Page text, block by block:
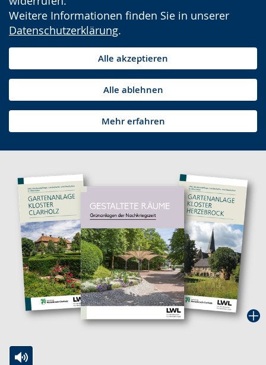
Weitere Informationen finden Sie in unserer
Datenschutzerklärung.
Alle akzeptieren
Alle ablehnen
Mehr erfahren